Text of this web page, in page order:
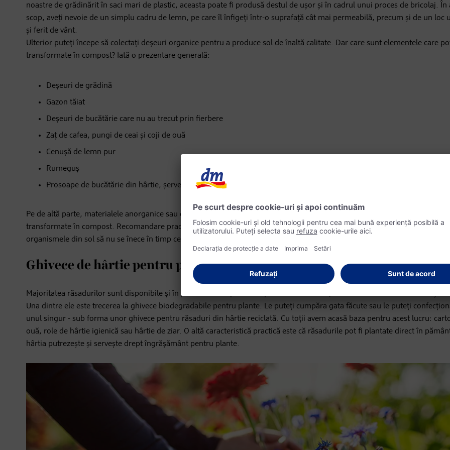
noastre de grădinărit în saci mari de plastic, aceasta poate fi produsă destul de ușor și în cadrul unui proces de bricolaj. În
scop, aveți nevoie de un simplu cadru de lemn, pe care îl înfigeți într-o suprafață cât mai permeabilă, precum și de un loc
și ferit de vânt.
Ulterior puteți începe să colectați deșeuri organice pentru a produce sol de înaltă calitate. Dar care sunt elementele care
transformate în compost? Iată o prezentare generală:
Deșeuri de grădină
Gazon tăiat
Deșeuri de bucătărie care nu au trecut prin fierbere
Zaț de cafea, pungi de ceai și coji de ouă
Cenușă de lemn pur
Rumeguș
Prosoape de bucătărie din hârtie, șervețele de hârtie și hârtie fără strat de acoperire
Pe de altă parte, materialele anorganice sau deșeurile de bucătărie care nu fac parte din categoria legumelor nu pot fi
transformate în compost. Recomandare practică: mărunțiți în toate situațiile totul în prealabil, pentru ca microorganismele
organismele din sol să nu se înece în timp ce ne transformă deșeurile în compost.
Ghivece de hârtie pentru plante
Majoritatea răsadurilor sunt disponibile și în prezent în recipiente de plastic. Din fericire, există alternative la aceste
Una dintre ele este trecerea la ghivece biodegradabile pentru plante. Le puteți cumpăra gata făcute sau le puteți
unul singur - sub forma unor ghivece pentru răsaduri din hârtie reciclată. Cu toții avem acasă baza pentru acest lucru:
ouă, role de hârtie igienică sau hârtie de ziar. O altă caracteristică practică este că răsadurile pot fi plantate direct în
hârtia putrezește și servește drept îngrășământ pentru plante.